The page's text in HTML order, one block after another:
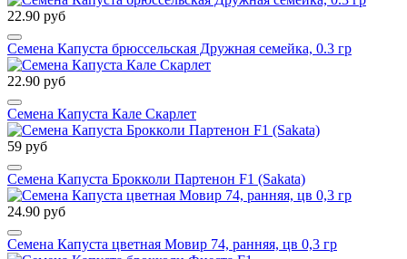
22.90 руб
Семена Капуста брюссельская Дружная семейка, 0.3 гр
22.90 руб
Семена Капуста Кале Скарлет
59 руб
Семена Капуста Брокколи Партенон F1 (Sakata)
24.90 руб
Семена Капуста цветная Мовир 74, ранняя, цв 0,3 гр